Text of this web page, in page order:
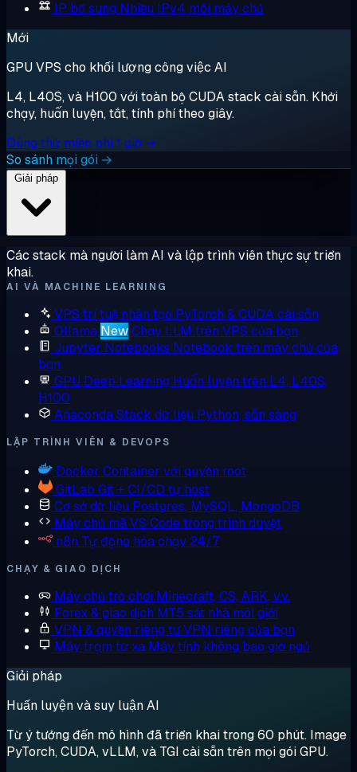
IP bổ sung Nhiều IPv4 mỗi máy chủ
Mới
GPU VPS cho khối lượng công việc AI
L4, L40S, và H100 với toàn bộ CUDA stack cài sẵn. Khởi
chạy, huấn luyện, tắt, tính phí theo giây.
Dùng thử miễn phí 1 giờ →
So sánh mọi gói →
Các stack mà người làm AI và lập trình viên thực sự triển
khai.
AI VÀ MACHINE LEARNING
VPS trí tuệ nhân tạo PyTorch & CUDA cài sẵn
Ollama NewChạy LLM trên VPS của bạn
Jupyter Notebooks Notebook trên máy chủ của
bạn
GPU Deep Learning Huấn luyện trên L4, L40S,
H100
AnacondaStack dữ liệu Python, sẵn sàng
LẬP TRÌNH VIÊN & DEVOPS
Docker Container với quyền root
GitLab Git + CI/CD tự host
Cơ sở dữ liệu Postgres, MySQL, MongoDB
Máy chủ mãVS Code trong trình duyệt
n8n Tự động hóa chạy 24/7
CHẠY & GIAO DỊCH
Máy chủ trò chơi Minecraft, CS, ARK, v.v.
Forex & giao dịch MT5 sát nhà môi giới
VPN & quyền riêng tưVPN riêng của bạn
Máy trạm từ xa Máy tính không bao giờ ngủ
Giải pháp
Huấn luyện và suy luận AI
Từ ý tưởng đến mô hình đã triển khai trong 60 phút. Image
PyTorch, CUDA, vLLM, và TGI cài sẵn trên mọi gói GPU.